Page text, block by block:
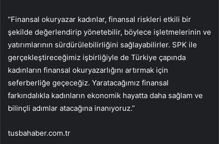
“Finansal okuryazar kadınlar, finansal riskleri etkili bir
şekilde değerlendirip yönetebilir, böylece işletmelerinin ve
yatırımlarının sürdürülebilirliğini sağlayabilirler. SPK ile
gerçekleştireceğimiz işbirliğiyle de Türkiye çapında
kadınların finansal okuryazarlığını artırmak için
seferberliğe geçeceğiz. Yaratacağımız finansal
farkındalıkla kadınların ekonomik hayatta daha sağlam ve
bilinçli adımlar atacağına inanıyoruz.”
tusbahaber.com.tr